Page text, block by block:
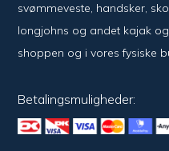
svømme­veste, hand­sker,
long­johns og andet kajak
shoppen og i vores fysiske
Betalingsmuligheder: